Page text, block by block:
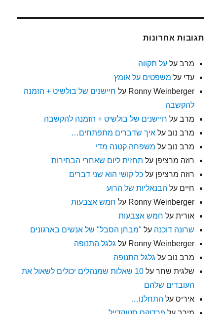
תגובות אחרונות
מרב עלעל תקווה
עדי על משפטים על אומץ
Ronny Weinberger על חיישנים של בולשיט + הזמנה
להקשבה
מרב על חיישנים של בולשיט + הזמנה להקשבה
מרב נוב עלאיך שדברים מתפתחים…
מרב נוב על משפחה קטנה מדי
רוזה מרציפן על תחזית ליום שאחרי הבחירות
רוזה מרציפן עלכל קושי הוא שני דברים
חיים על הבנאליות של הרוע
Ronny Weinberger על חמש אצבעות
אורית על חמש אצבעות
שרונה דוכנה על "מבחן הסבל" של אנשים בארגונים
Ronny Weinberger על גלגל התנופה
מרב נוב על גלגל התנופה
שלגית שחר על
10 שאלות שמנהלים יכולים לשאול את
העובדים שלהם
איריס על התחלנו…